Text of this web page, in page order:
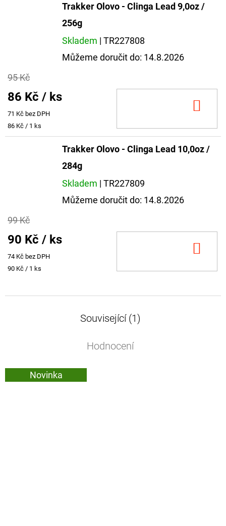
Trakker Olovo - Clinga Lead 9,0oz /
256g
Skladem | TR227808
Můžeme doručit do: 14.8.2026
95 Kč
86 Kč / ks
71 Kč bez DPH
Měrná
cena:
86 Kč / 1 ks
Trakker Olovo - Clinga Lead 10,0oz /
284g
Skladem | TR227809
Můžeme doručit do: 14.8.2026
99 Kč
90 Kč / ks
74 Kč bez DPH
Měrná
90 Kč / 1 ks
Související (1)
Hodnocení
Novinka